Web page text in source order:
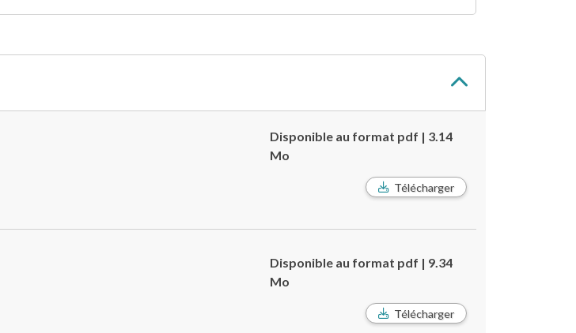
Disponible au format pdf | 3.14
Mo
Télécharger
Disponible au format pdf | 9.34
Mo
Télécharger